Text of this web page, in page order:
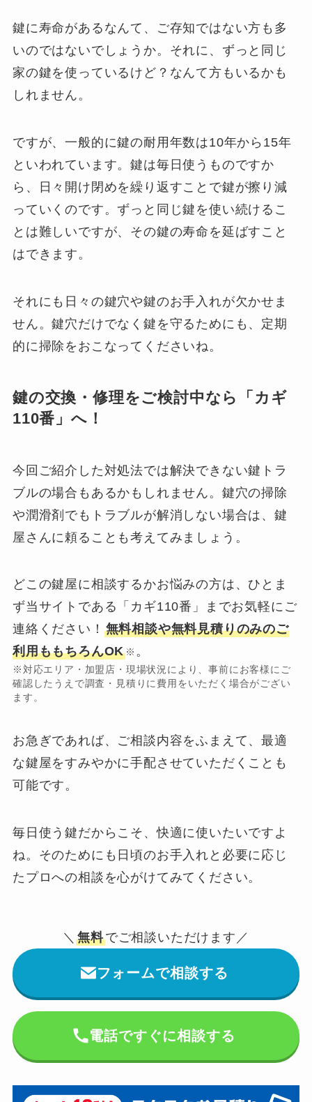
鍵に寿命があるなんて、ご存知ではない方も多
いのではないでしょうか。それに、ずっと同じ
家の鍵を使っているけど？なんて方もいるかも
しれません。
ですが、一般的に鍵の耐用年数は10年から15年
といわれています。鍵は毎日使うものですか
ら、日々開け閉めを繰り返すことで鍵が擦り減
っていくのです。ずっと同じ鍵を使い続けるこ
とは難しいですが、その鍵の寿命を延ばすこと
はできます。
それにも日々の鍵穴や鍵のお手入れが欠かせま
せん。鍵穴だけでなく鍵を守るためにも、定期
的に掃除をおこなってくださいね。
鍵の交換・修理をご検討中なら「カギ
110番」へ！
今回ご紹介した対処法では解決できない鍵トラ
ブルの場合もあるかもしれません。鍵穴の掃除
や潤滑剤でもトラブルが解消しない場合は、鍵
屋さんに頼ることも考えてみましょう。
どこの鍵屋に相談するかお悩みの方は、ひとま
ず当サイトである「カギ110番」までお気軽にご
連絡ください！ 無料相談や無料見積りのみのご
利用ももちろんOK ※ 。
※対応エリア・加盟店・現場状況により、事前にお客様にご
確認したうえで調査・見積りに費用をいただく場合がござい
ます。
お急ぎであれば、ご相談内容をふまえて、最適
な鍵屋をすみやかに手配させていただくことも
可能です。
毎日使う鍵だからこそ、快適に使いたいですよ
ね。そのためにも日頃のお手入れと必要に応じ
たプロへの相談を心がけてみてください。
＼無料でご相談いただけます／
フォームで相談する
電話ですぐに相談する